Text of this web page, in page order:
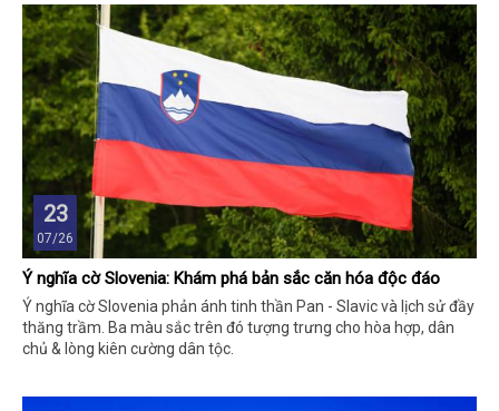
23
07/26
Ý nghĩa cờ Slovenia: Khám phá bản sắc căn hóa độc đáo
Ý nghĩa cờ Slovenia phản ánh tinh thần Pan - Slavic và lịch sử đầy
thăng trầm. Ba màu sắc trên đó tượng trưng cho hòa hợp, dân
chủ & lòng kiên cường dân tộc.